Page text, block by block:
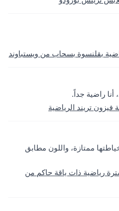
بقلنسوة بسحاب من ويستباوند
راضية جداً.
تريند الرياضية
ممتازة، واللون مطابق
رياضية ذات ياقة حاكم من